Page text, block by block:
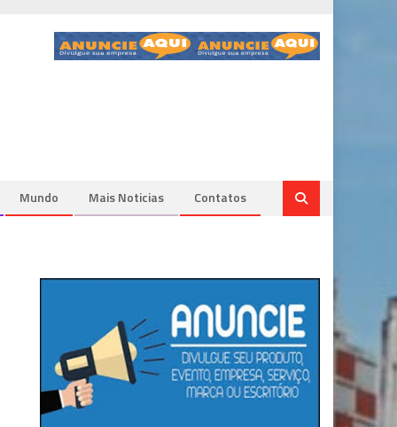
Mundo Mais Noticias Contatos